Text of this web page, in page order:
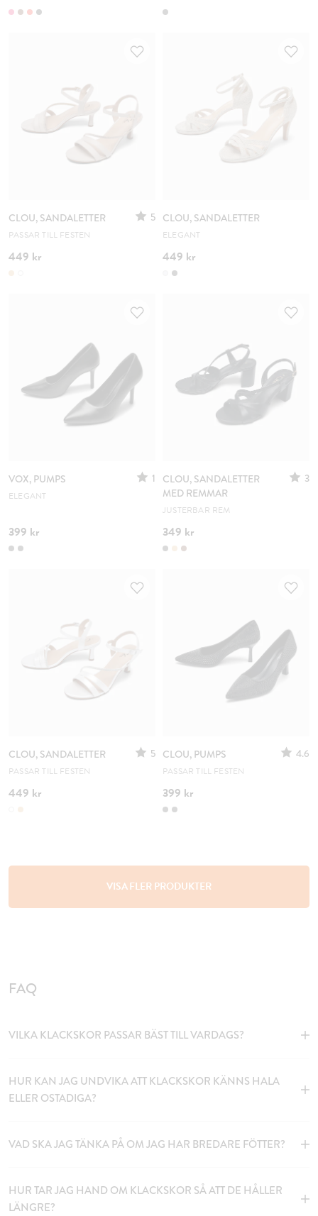
CLOU, SANDALETTER 5
PASSAR TILL FESTEN
449 kr
CLOU, SANDALETTER
ELEGANT
449 kr
VOX, PUMPS 1
ELEGANT
399 kr
CLOU, SANDALETTER
MED REMMAR
3
JUSTERBAR REM
349 kr
CLOU, SANDALETTER 5
PASSAR TILL FESTEN
449 kr
CLOU, PUMPS 4.6
PASSAR TILL FESTEN
399 kr
VISA FLER PRODUKTER
FAQ
VILKA KLACKSKOR PASSAR BÄST TILL VARDAGS?
HUR KAN JAG UNDVIKA ATT KLACKSKOR KÄNNS HALA
ELLER OSTADIGA?
VAD SKA JAG TÄNKA PÅ OM JAG HAR BREDARE FÖTTER?
HUR TAR JAG HAND OM KLACKSKOR SÅ ATT DE HÅLLER
LÄNGRE?